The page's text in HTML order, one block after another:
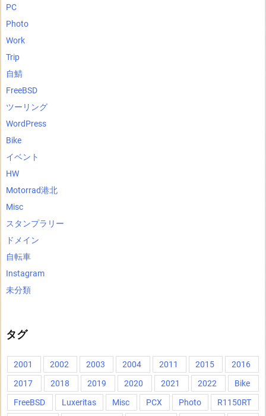
PC
Photo
Work
Trip
自鯖
FreeBSD
ツーリング
WordPress
Bike
イベント
HW
Motorrad港北
Misc
スタンプラリー
ドメイン
自転車
Instagram
未分類
タグ
2001 2002 2003 2004 2011 2015
2016
2017
2018 2019 2020 2021 2022
Bike
FreeBSD
Luxeritas Misc PCX Photo R1150RT